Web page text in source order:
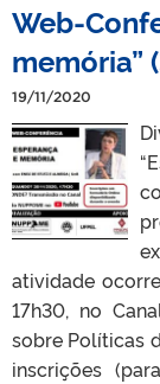
Web-
memória”
19/11/2020
atividade
17h30, no
sobre Políticas
inscrições